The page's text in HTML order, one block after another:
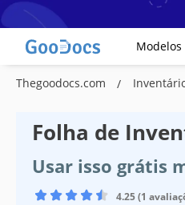
Modelos
Thegoodocs.com
Folha de
Usar isso grátis
4.25 (1